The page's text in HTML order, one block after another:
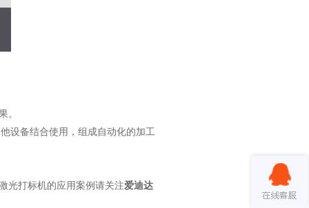
。
设备结合使用，组成自动化的加工
光打标机的应用案例请关注爱迪达